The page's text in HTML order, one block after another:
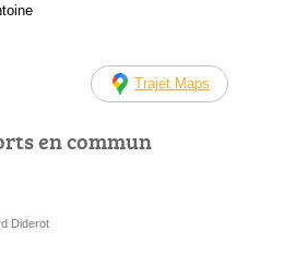
Trajet Maps
en commun
Diderot